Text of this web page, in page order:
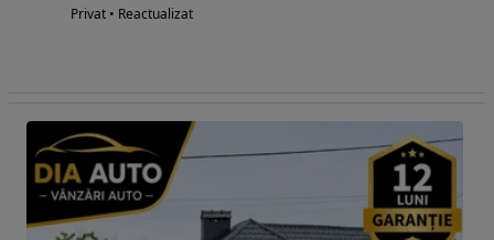
Privat • Reactualizat